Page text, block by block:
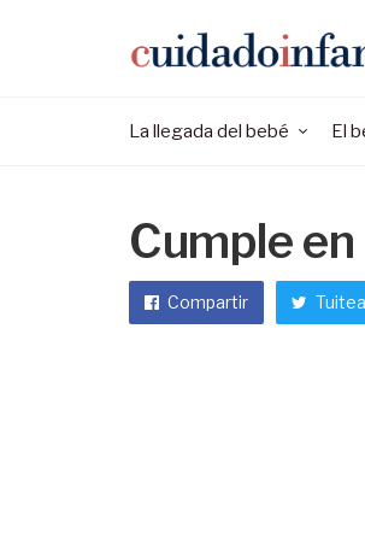
La llegada del bebé El
Cumple en
Compartir